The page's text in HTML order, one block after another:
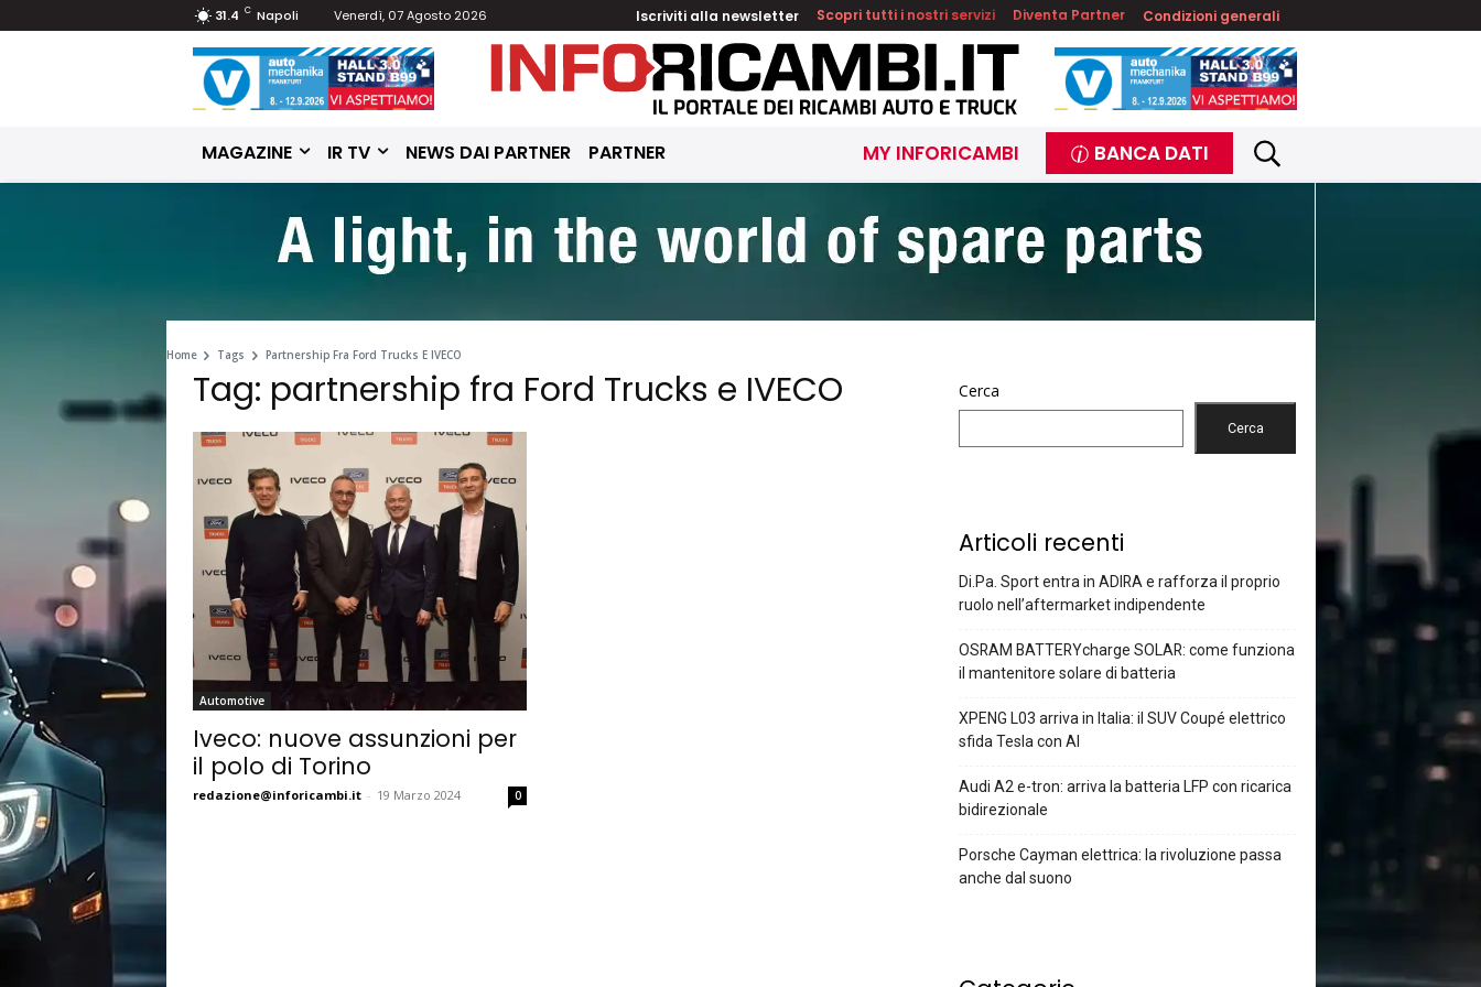
31.4 C Napoli Venerdì, 07 Agosto 2026 Iscriviti alla newsletter Scopri tutti i nostri servizi Diventa Partner Condizioni generali
MAGAZINE IR TV NEWS DAI PARTNER PARTNER MY INFORICAMBI BANCA DATI
Home Tags Partnership Fra Ford Trucks E IVECO
Tag: partnership fra Ford Trucks e IVECO
Automotive
Iveco: nuove assunzioni per
il polo di Torino
redazione@inforicambi.it - 19 Marzo 2024 0
Cerca
Cerca
Articoli recenti
Di.Pa. Sport entra in ADIRA e rafforza il proprio
ruolo nell’aftermarket indipendente
OSRAM BATTERYcharge SOLAR: come funziona
il mantenitore solare di batteria
XPENG L03 arriva in Italia: il SUV Coupé elettrico
sfida Tesla con AI
Audi A2 e-tron: arriva la batteria LFP con ricarica
bidirezionale
Porsche Cayman elettrica: la rivoluzione passa
anche dal suono